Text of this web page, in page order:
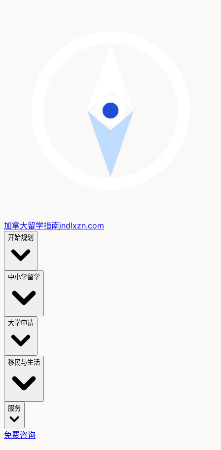
加拿大留学指南jndlxzn.com
开始规划
中小学留学
大学申请
移民与生活
服务
免费咨询